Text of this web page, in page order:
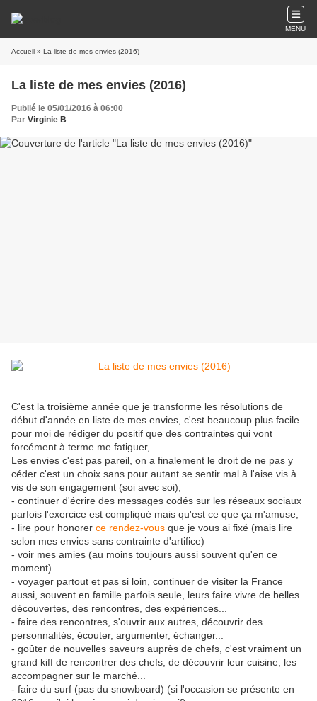
MENU
Accueil » La liste de mes envies (2016)
La liste de mes envies (2016)
Publié le 05/01/2016 à 06:00
Par Virginie B
C'est la troisième année que je transforme les résolutions de
début d'année en liste de mes envies, c'est beaucoup plus facile
pour moi de rédiger du positif que des contraintes qui vont
forcément à terme me fatiguer,
Les envies c'est pas pareil, on a finalement le droit de ne pas y
céder c'est un choix sans pour autant se sentir mal à l'aise vis à
vis de son engagement (soi avec soi),
- continuer d'écrire des messages codés sur les réseaux sociaux
parfois l'exercice est compliqué mais qu'est ce que ça m'amuse,
- lire pour honorer ce rendez-vous que je vous ai fixé (mais lire
selon mes envies sans contrainte d'artifice)
- voir mes amies (au moins toujours aussi souvent qu'en ce
moment)
- voyager partout et pas si loin, continuer de visiter la France
aussi, souvent en famille parfois seule, leurs faire vivre de belles
découvertes, des rencontres, des expériences...
- faire des rencontres, s'ouvrir aux autres, découvrir des
personnalités, écouter, argumenter, échanger...
- goûter de nouvelles saveurs auprès de chefs, c'est vraiment un
grand kiff de rencontrer des chefs, de découvrir leur cuisine, les
accompagner sur le marché...
- faire du surf (pas du snowboard) (si l'occasion se présente en